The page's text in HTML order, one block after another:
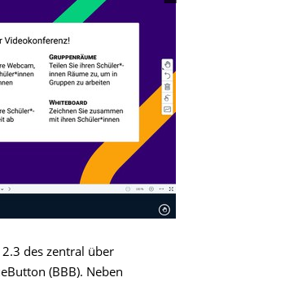
des zentral über
(BBB). Neben